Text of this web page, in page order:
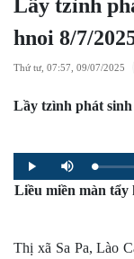
Lầy tzình
hnoi 8/7/
Thứ tư, 07:57, 09/07/2025
Lầy tzình phát
Play Mute Loaded:
0%
Progress:
0%
Liều miền màn tẩy
Thị xã Sa Pa, Lào